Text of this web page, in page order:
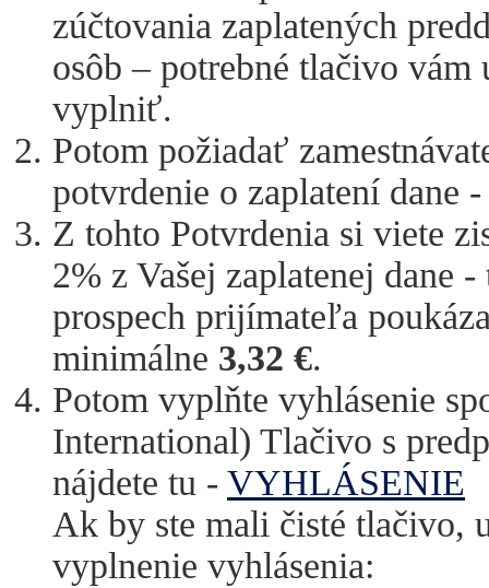
zúčtovania zaplatených
osôb – potrebné tlačivo vám
vyplniť.
Potom požiadať
potvrdenie o zaplatení dane
Z tohto Potvrdenia si viete
2% z Vašej zaplatenej dane
prospech prijímateľa
minimálne 3,32 €.
Potom vyplňte vyhlásenie
International) Tlačivo s
nájdete tu - VYHLÁSENIE
Ak by ste mali čisté tlačivo,
vyplnenie vyhlásenia: